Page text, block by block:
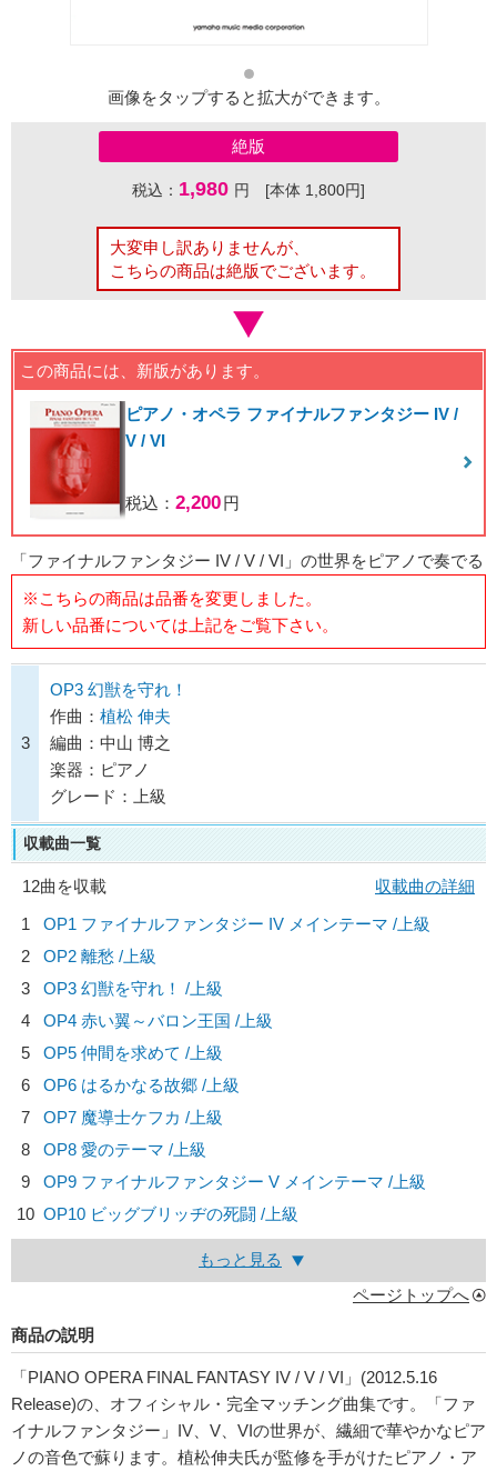
画像をタップすると拡大ができます。
絶版
税込： 1,980 円 [本体 1,800円]
大変申し訳ありませんが、
こちらの商品は絶版でございます。
この商品には、新版があります。
ピアノ・オペラ ファイナルファンタジー IV /
V / VI
税込： 2,200円
「ファイナルファンタジー IV / V / VI」の世界をピアノで奏でる
※こちらの商品は品番を変更しました。
新しい品番については上記をご覧下さい。
3
OP3 幻獣を守れ！
作曲： 植松 伸夫
編曲：中山 博之
楽器：ピアノ
グレード：上級
収載曲一覧
12曲を収載
収載曲の詳細
1
OP1 ファイナルファンタジー IV メインテーマ /上級
2
OP2 離愁 /上級
3
OP3 幻獣を守れ！ /上級
4
OP4 赤い翼～バロン王国 /上級
5
OP5 仲間を求めて /上級
6
OP6 はるかなる故郷 /上級
7
OP7 魔導士ケフカ /上級
8
OP8 愛のテーマ /上級
9
OP9 ファイナルファンタジー V メインテーマ /上級
10 OP10 ビッグブリッヂの死闘 /上級
もっと見る
ページトップへ
商品の説明
「PIANO OPERA FINAL FANTASY IV / V / VI」(2012.5.16
Release)の、オフィシャル・完全マッチング曲集です。「ファ
イナルファンタジー」IV、V、VIの世界が、繊細で華やかなピア
ノの音色で蘇ります。植松伸夫氏が監修を手がけたピアノ・ア